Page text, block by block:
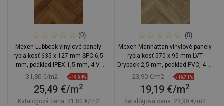
(0)
Mexen Lubbock vinylové panely
rybia kosť 635 x 127 mm SPC 6,5
mm, podklad IPEX 1,5 mm, 4 V-
drážka, teak
31,80 €/m2 -19,84%
25,49 €/m2
Katalógová cena: 31,80 €/m2
(0)
Mexen Manhattan vinylové panely
rybia kosť 570 x 95 mm LVT
Dryback 2,5 mm, podklad PVC, 4 V-
Drážka, Dub
23,90 €/m2 -19,71%
19,19 €/m2
Katalógová cena: 23,90 €/m2